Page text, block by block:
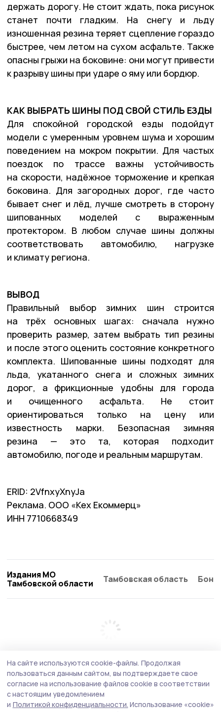
держать дорогу. Не стоит ждать, пока рисунок
станет почти гладким. На снегу и льду
изношенная резина теряет сцепление гораздо
быстрее, чем летом на сухом асфальте. Также
опасны грыжи на боковине: они могут привести
к разрыву шины при ударе о яму или бордюр.
КАК ВЫБРАТЬ ШИНЫ ПОД СВОЙ СТИЛЬ ЕЗДЫ
Для спокойной городской езды подойдут
модели с умеренным уровнем шума и хорошим
поведением на мокром покрытии. Для частых
поездок по трассе важны устойчивость
на скорости, надёжное торможение и крепкая
боковина. Для загородных дорог, где часто
бывает снег и лёд, лучше смотреть в сторону
шипованных моделей с выраженным
протектором. В любом случае шины должны
соответствовать автомобилю, нагрузке
и климату региона.
ВЫВОД
Правильный выбор зимних шин строится
на трёх основных шагах: сначала нужно
проверить размер, затем выбрать тип резины
и после этого оценить состояние конкретного
комплекта. Шипованные шины подходят для
льда, укатанного снега и сложных зимних
дорог, а фрикционные удобны для города
и очищенного асфальта. Не стоит
ориентироваться только на цену или
известность марки. Безопасная зимняя
резина — это та, которая подходит
автомобилю, погоде и реальным маршрутам.
ERID: 2VfnxyXnyJa
Реклама. ООО «Кех Екоммерц»
ИНН 7710668349
Издания МО
Тамбовской области
Тамбовская область
На сайте используются cookie-файлы. Продолжая
пользоваться данным сайтом, вы подтверждаете свое
согласие на использование файлов cookie в соответствии
с настоящим уведомлением
и Политикой конфиденциальности. Использование «cookie»